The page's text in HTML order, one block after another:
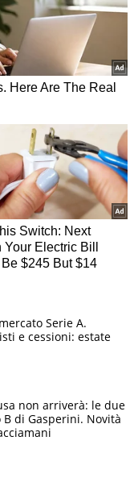
Serie A.
e cessioni: estate
non arriverà: le due
di Gasperini. Novità